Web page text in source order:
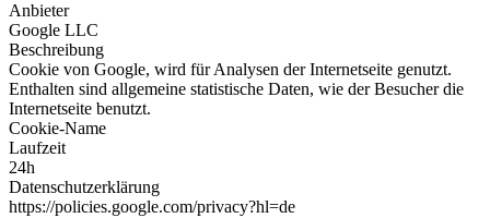
Anbieter
Google LLC
Beschreibung
Cookie von Google, wird für Analysen der Internetseite genutzt.
Enthalten sind allgemeine statistische Daten, wie der Besucher die
Internetseite benutzt.
Cookie-Name
Laufzeit
24h
Datenschutzerklärung
https://policies.google.com/privacy?hl=de